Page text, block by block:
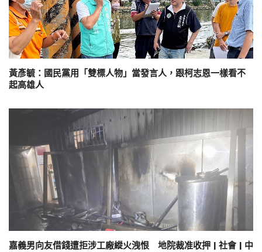
黃彥毓：國民黨用「雙標人物」當發言人，跟柯志恩一樣看不
起高雄人
嘉義男向友借錢遭拒涉工廠縱火洩恨 地院裁准收押 | 社會 | 中